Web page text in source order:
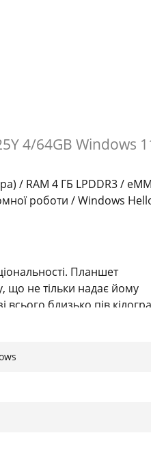
4/64GB Windows
/ RAM 4 ГБ LPDDR3 /
роботи / Windows
Планшет
що не тільки надає йому
близько пів
дистанційно, не
здатністю Full
текст чітким, а кольори —